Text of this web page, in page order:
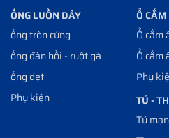
ỐNG LUỒN DÂY
ống tròn cứng
ống đàn hồi - ruột gà
ống dẹt
Phụ kiện
Ổ
Ổ cắm
Ổ cắm
Phụ
TỦ -
Tủ